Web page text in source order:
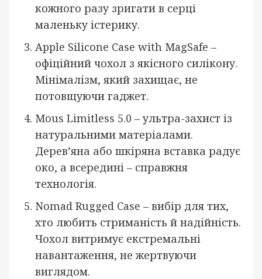
кожного разу зригати в серці
маленьку істерику.
Apple Silicone Case with MagSafe –
офіційний чохол з якісного силікону.
Мінімалізм, який захищає, не
потовщуючи гаджет.
Mous Limitless 5.0 – ультра-захист із
натуральними матеріалами.
Дерев’яна або шкіряна вставка радує
око, а всередині – справжня
технологія.
Nomad Rugged Case – вибір для тих,
хто любить стриманість й надійність.
Чохол витримує екстремальні
навантаження, не жертвуючи
виглядом.